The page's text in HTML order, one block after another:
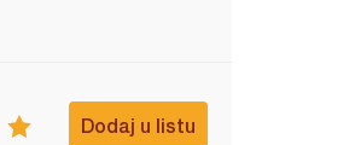
Dodaj u listu